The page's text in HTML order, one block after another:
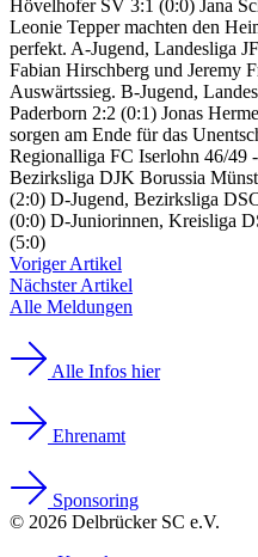
Hövelhofer SV 3:1 (0:0) Jana
Leonie Tepper machten den
perfekt. A-Jugend, Landesliga
Fabian Hirschberg und Jeremy
Auswärtssieg. B-Jugend,
Paderborn 2:2 (0:1) Jonas
sorgen am Ende für das
Regionalliga FC Iserlohn 46/
Bezirksliga DJK Borussia
(2:0) D-Jugend, Bezirksliga
(0:0) D-Juniorinnen, Kreisliga
(5:0)
Voriger Artikel
Nächster Artikel
Alle Meldungen
Alle Infos hier
Ehrenamt
Sponsoring
© 2026 Delbrücker SC e.V.